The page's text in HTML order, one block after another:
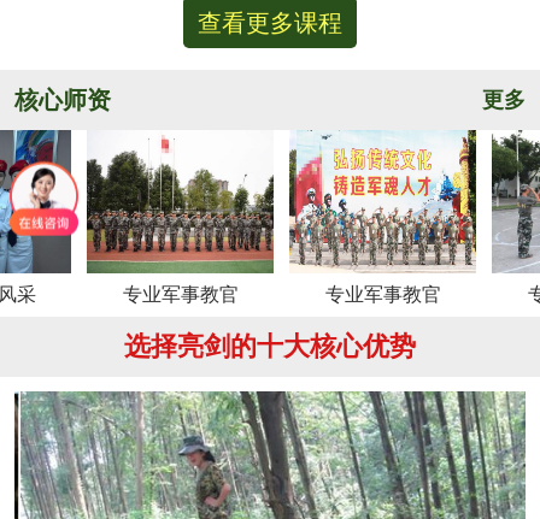
查看更多课程
核心师资 更多
专业军事教官 专业军事教官 专业军
选择亮剑的十大核心优势